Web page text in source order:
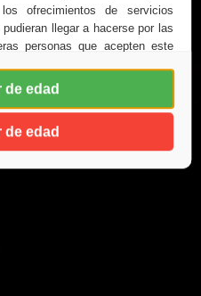
ofrecimientos de servicios
llegar a hacerse por las
personas que acepten este
en contra de la TRATA DE
la práctica de la prostitución
responsabilidad del anunciado
gratuita o con remuneración
y libre a solicitado a
publicitario para exponer
de edad
de edad